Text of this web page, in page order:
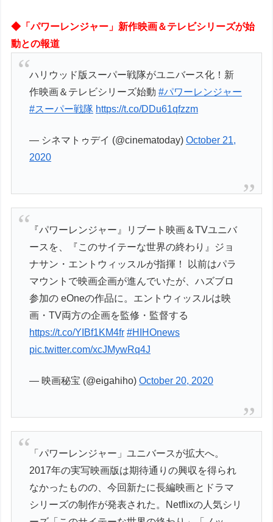
◆「パワーレンジャー」新作映画＆テレビシリーズが始
動との報道
ハリウッド版スーパー戦隊がユニバース化！新
作映画＆テレビシリーズ始動#パワーレンジャー
#スーパー戦隊 https://t.co/DDu61qfzzm
— シネマトゥデイ (@cinematoday)October 21,
2020
『パワーレンジャー』リブート映画＆TVユニバ
ースを、『このサイテーな世界の終わり』ジョ
ナサン・エントウィッスルが指揮！ 以前はパラ
マウントで映画企画が進んでいたが、ハズブロ
参加の eOneの作品に。エントウィッスルは映
画・TV両方の企画を監修・監督する
https://t.co/YIBf1KM4fr #HIHOnews
pic.twitter.com/xcJMywRq4J
— 映画秘宝 (@eigahiho)October 20, 2020
「パワーレンジャー」ユニバースが拡大へ。
2017年の実写映画版は期待通りの興収を得られ
なかったものの、今回新たに長編映画とドラマ
シリーズの制作が発表された。Netflixの人気シリ